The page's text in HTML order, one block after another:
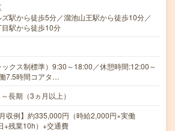
駅から徒歩5分／溜池山王駅から徒歩10分／
駅から徒歩10分
クス制標準）9:30～18:00／休憩時間:12:00～
7.5時間コアタ…
長期（3ヵ月以上）
収例】約335,000円（時給2,000円×実働
+残業10h）+交通費